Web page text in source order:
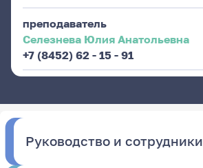
преподаватель
Селезнева Юлия Анатольевна
+7 (8452) 62 - 15 - 91
Руководство и сотрудники